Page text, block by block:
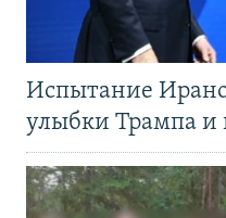
Испытание
улыбки Трампа